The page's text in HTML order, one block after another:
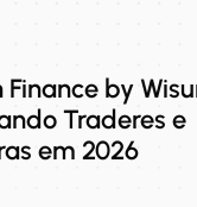
Finance by
Traderes e
em 2026